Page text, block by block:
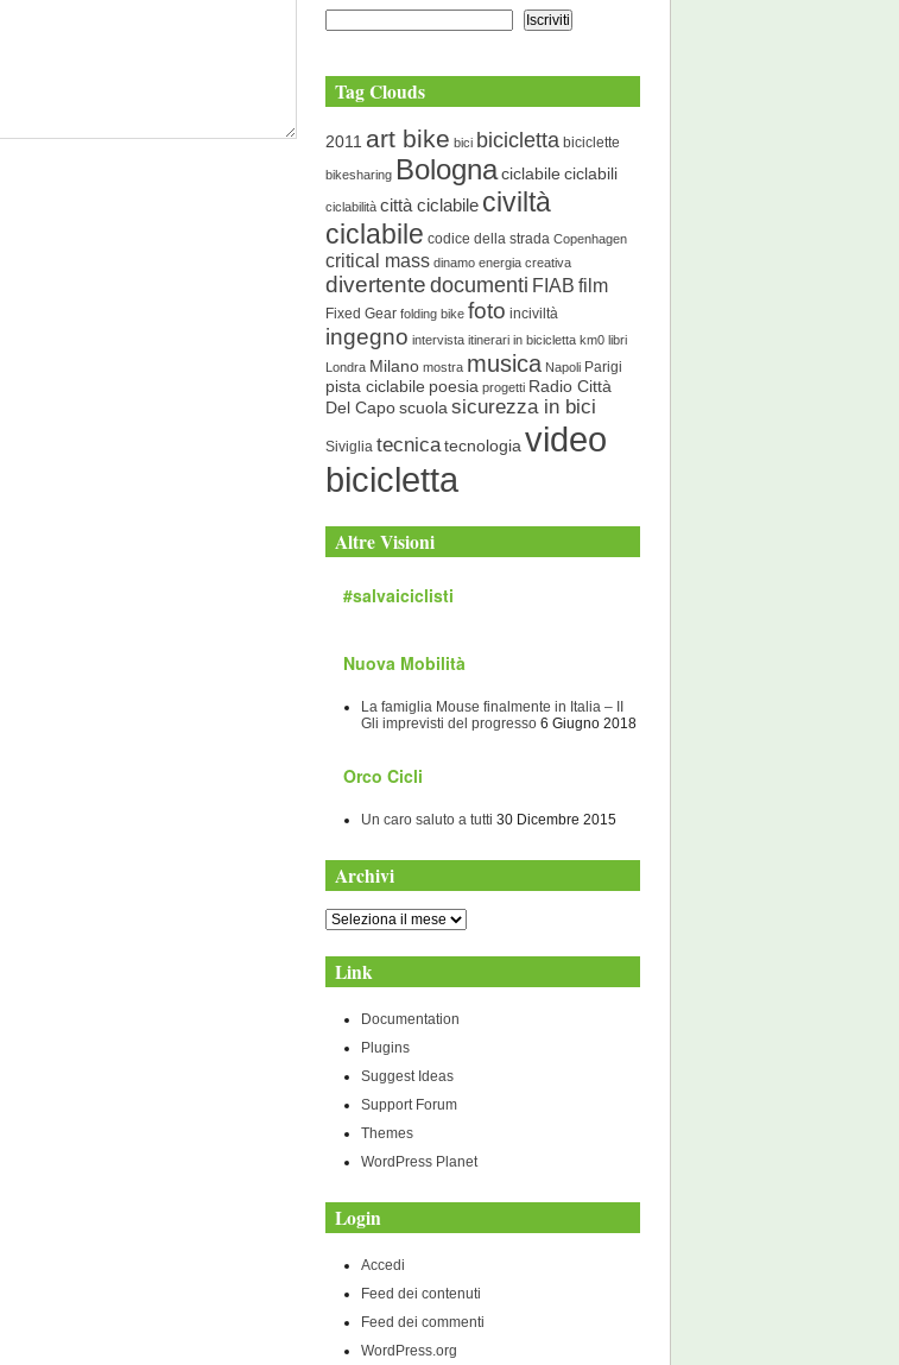
Tag Clouds
2011 art bike bici bicicletta biciclette
bikesharing Bolognaciclabile ciclabili
ciclabilità città ciclabile civiltà
ciclabile codice della strada Copenhagen
critical mass dinamo energia creativa
divertentedocumenti FIAB film
Fixed Gear folding bike foto inciviltà
ingegno intervista itinerari in bicicletta km0 libri
Londra Milano mostra musica Napoli Parigi
pista ciclabile poesia progetti Radio Città
Del Capo scuolasicurezza in bici
Siviglia tecnicatecnologiavideo
bicicletta
Altre Visioni
#salvaiciclisti
Nuova Mobilità
La famiglia Mouse finalmente in Italia – II
Gli imprevisti del progresso 6 Giugno 2018
Orco Cicli
Un caro saluto a tutti 30 Dicembre 2015
Archivi
Archivi
Link
Documentation
Plugins
Suggest Ideas
Support Forum
Themes
WordPress Planet
Login
Accedi
Feed dei contenuti
Feed dei commenti
WordPress.org